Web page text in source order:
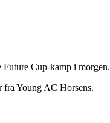
Cup-kamp i morgen.
fra Young AC Horsens.